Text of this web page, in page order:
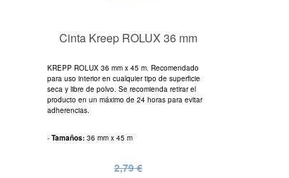
Cinta Kreep ROLUX 36 mm
KREPP ROLUX 36 mm x 45 m. Recomendado
para uso interior en cualquier tipo de superficie
seca y libre de polvo. Se recomienda retirar el
producto en un máximo de 24 horas para evitar
adherencias.
- Tamaños: 36 mm x 45 m
2,79 €